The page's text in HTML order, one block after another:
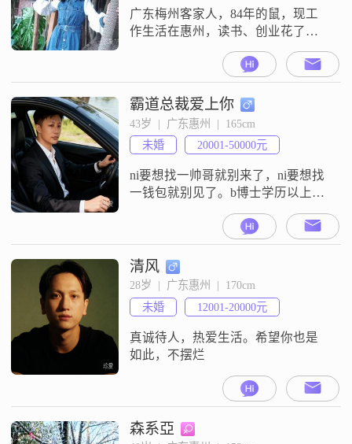
广东梅州客家人，84年的鼠，现工
作生活在惠州，读书、创业花了很
多时间，错过了青春年华，本就晚
婚了，领证当天婚检，双方增加生
育检查，对方畸形率99.5%，质量有
问题，很难调理，不想有遗憾，父
母也不同意，所以领证了分开，莫
名其妙成了离异人士。不知何时才
能遇见我的正缘？本科就读于华南
师范大学，教育专业，成绩优异，
二外是法语，
霸道总裁爱上你
43岁  |  广东惠州  |  165cm
未婚
20001-50000元
ni要想找一帅哥就别来了，ni要想找
一钱包就别见了。b博士学历以上的
免谈，女企业家免谈(小商小贩除
外)，省得咱们互相都会扫兴。刘德
华和阿汤哥那种才貌双全的郎君是
不会来征ni的婚的。当然wo也没做
诺丁山的梦，您要真是一仙女wo也
接不住，没等待您长得跟画报封面
一样看一眼就魂飞魄散。外表时
尚，内心保守，身心都健康的一般
人就行
清风
28岁  |  广东惠州  |  170cm
未婚
12001-20000元
真诚待人，热爱生活。希望你也是
如此，不摆烂
森系亞